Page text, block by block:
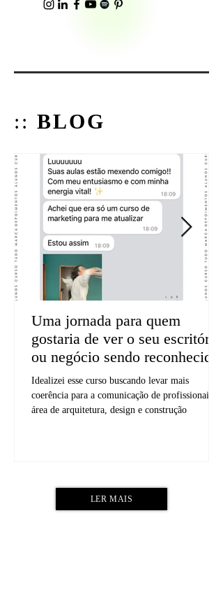
:: BLOG
Uma jornada para quem
gostaria de ver o seu escritório
ou negócio sendo reconhecido
Idealizei esse curso buscando levar mais
coerência para a comunicação de profissionais da
área de arquitetura, design e construção
LER MAIS